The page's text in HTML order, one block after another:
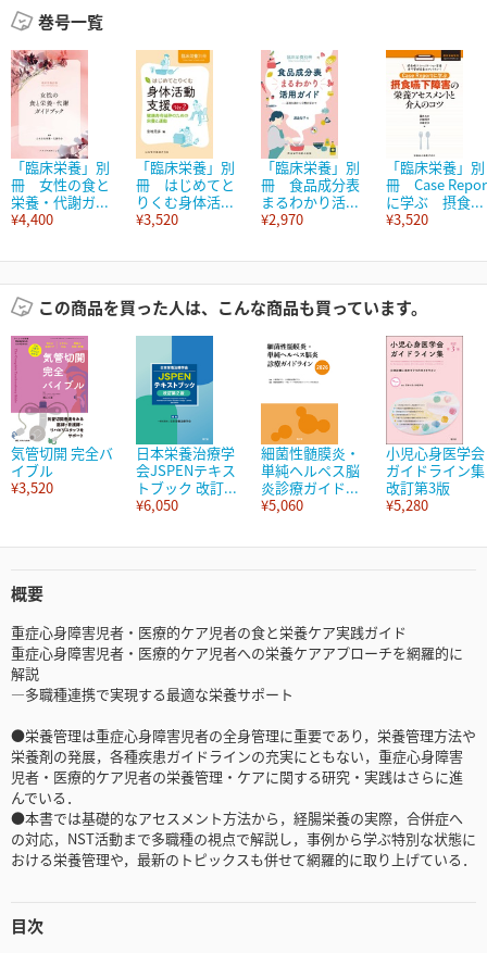
巻号一覧
「臨床栄養」別
冊 女性の食と
栄養・代謝ガ...
¥4,400
「臨床栄養」別
冊 はじめてと
りくむ身体活...
¥3,520
「臨床栄養」別
冊 食品成分表
まるわかり活...
¥2,970
「臨床栄養」別
冊 Case
に学ぶ 摂食...
¥3,520
この商品を買った人は、こんな商品も買っています。
気管切開 完全バ
イブル
¥3,520
日本栄養治療学
会JSPENテキス
トブック 改訂...
¥6,050
細菌性髄膜炎・
単純ヘルペス脳
炎診療ガイド...
¥5,060
小児心身医学会
ガイドライン集
改訂第3版
¥5,280
概要
重症心身障害児者・医療的ケア児者の食と栄養ケア実践ガイド
重症心身障害児者・医療的ケア児者への栄養ケアアプローチを網羅的に
解説
―多職種連携で実現する最適な栄養サポート
●栄養管理は重症心身障害児者の全身管理に重要であり，栄養管理方法や
栄養剤の発展，各種疾患ガイドラインの充実にともない，重症心身障害
児者・医療的ケア児者の栄養管理・ケアに関する研究・実践はさらに進
んでいる．
●本書では基礎的なアセスメント方法から，経腸栄養の実際，合併症へ
の対応，NST活動まで多職種の視点で解説し，事例から学ぶ特別な状態に
おける栄養管理や，最新のトピックスも併せて網羅的に取り上げている．
目次